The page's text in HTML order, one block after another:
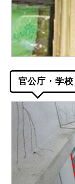
官公庁・学校